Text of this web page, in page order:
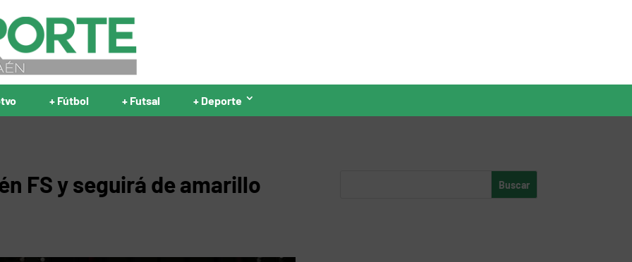
+ Fútbol + Futsal + Deporte
FS y seguirá de amarillo